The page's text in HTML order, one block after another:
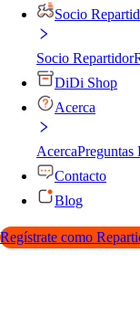
Socio
Socio Repartidor
DiDi Shop
Acerca
AcercaPreguntas
Contacto
Blog
Regístrate como